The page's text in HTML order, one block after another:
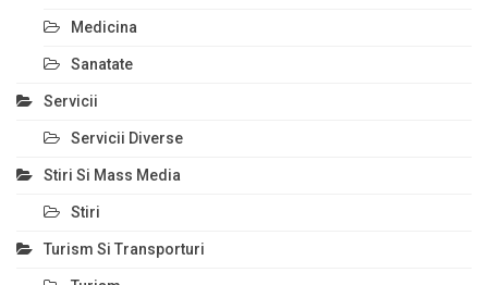
Medicina
Sanatate
Servicii
Servicii Diverse
Stiri Si Mass Media
Stiri
Turism Si Transporturi